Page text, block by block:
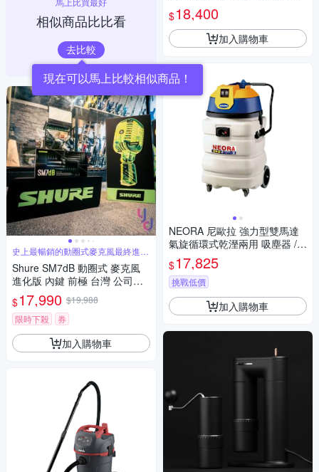
相似商品比比看
去比較
史上最暢銷的動圈式麥克風最終進化
版本
Shure SM7dB 動圈式 麥克風
進化版 內鍵 前極 台灣 公司貨
Podcast 錄音 贈高階導線
$17,990 $19,988
限時下殺
券
加入購物車
器 /台 GS-2078
$18,400
加入購物車
NEORA 尼歐拉 強力型雙馬達
氣旋循環式乾溼兩用 吸塵器 /台
AS-900
$17,825
挑戰低價
加入購物車